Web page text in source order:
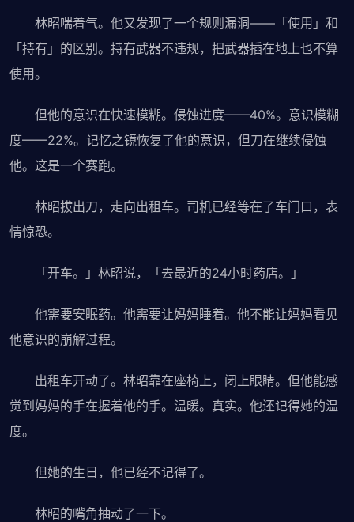
林昭喘着气。他又发现了一个规则漏洞——「使用」和
「持有」的区别。持有武器不违规，把武器插在地上也不算
使用。
但他的意识在快速模糊。侵蚀进度——40%。意识模糊
度——22%。记忆之镜恢复了他的意识，但刀在继续侵蚀
他。这是一个赛跑。
林昭拔出刀，走向出租车。司机已经等在了车门口，表
情惊恐。
「开车。」林昭说，「去最近的24小时药店。」
他需要安眠药。他需要让妈妈睡着。他不能让妈妈看见
他意识的崩解过程。
出租车开动了。林昭靠在座椅上，闭上眼睛。但他能感
觉到妈妈的手在握着他的手。温暖。真实。他还记得她的温
度。
但她的生日，他已经不记得了。
林昭的嘴角抽动了一下。